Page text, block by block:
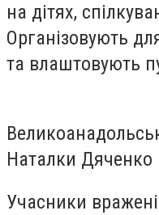
на дітях,
Організовують
та влаштовують
Наталки Дяченко
Учасники